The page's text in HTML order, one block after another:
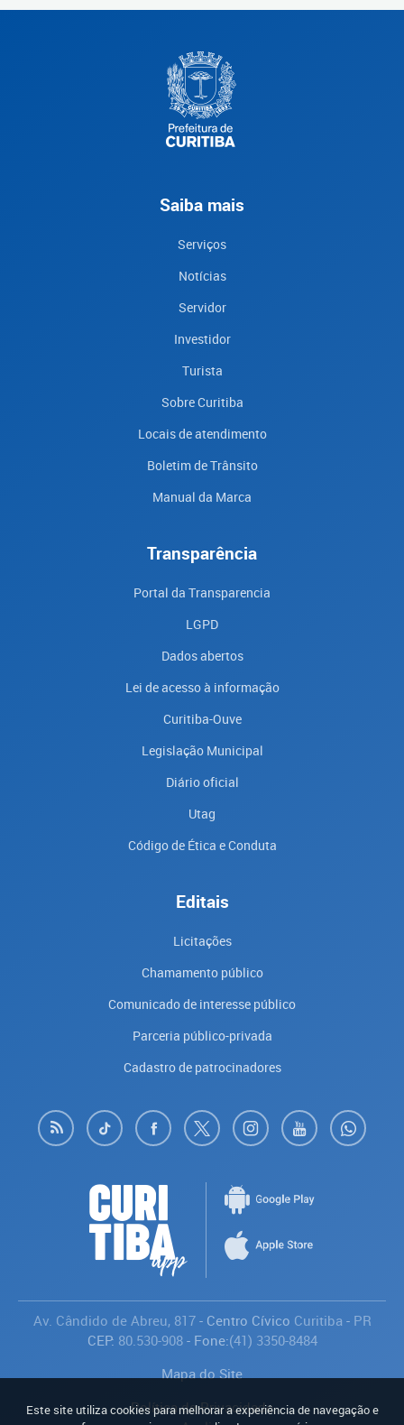
Saiba mais
Serviços
Notícias
Servidor
Investidor
Turista
Sobre Curitiba
Locais de atendimento
Boletim de Trânsito
Manual da Marca
Transparência
Portal da Transparencia
LGPD
Dados abertos
Lei de acesso à informação
Curitiba-Ouve
Legislação Municipal
Diário oficial
Utag
Código de Ética e Conduta
Editais
Licitações
Chamamento público
Comunicado de interesse público
Parceria público-privada
Cadastro de patrocinadores
Av. Cândido de Abreu, 817- Centro Cívico Curitiba- PR
CEP: 80.530-908- Fone:(41) 3350-8484
Mapa do Site
Política de Privacidade
Este site utiliza cookies para melhorar a experiência de navegação e